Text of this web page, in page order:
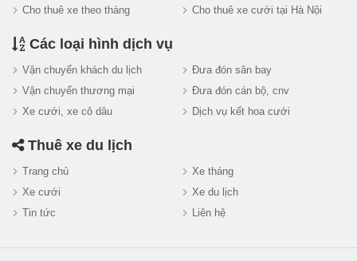
Cho thuê xe theo tháng
Cho thuê xe cưới tại Hà Nội
Các loại hình dịch vụ
Vận chuyển khách du lịch
Đưa đón sân bay
Vận chuyển thương mại
Đưa đón cán bộ, cnv
Xe cưới, xe cô dâu
Dịch vụ kết hoa cưới
Thuê xe du lịch
Trang chủ
Xe tháng
Xe cưới
Xe du lịch
Tin tức
Liên hệ